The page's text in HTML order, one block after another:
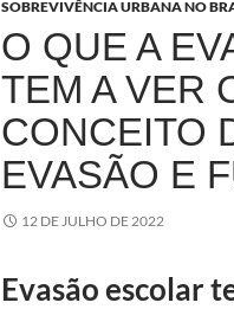
SOBREVIVÊNCIA URBANA NO
O QUE A
TEM A VER
CONCEITO
EVASÃO E
12 DE JULHO DE 2022
Evasão escolar